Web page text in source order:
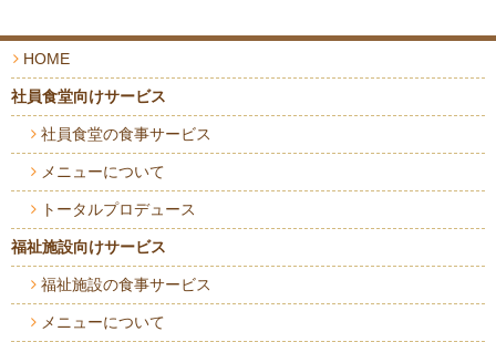
HOME
社員食堂向けサービス
社員食堂の食事サービス
メニューについて
トータルプロデュース
福祉施設向けサービス
福祉施設の食事サービス
メニューについて